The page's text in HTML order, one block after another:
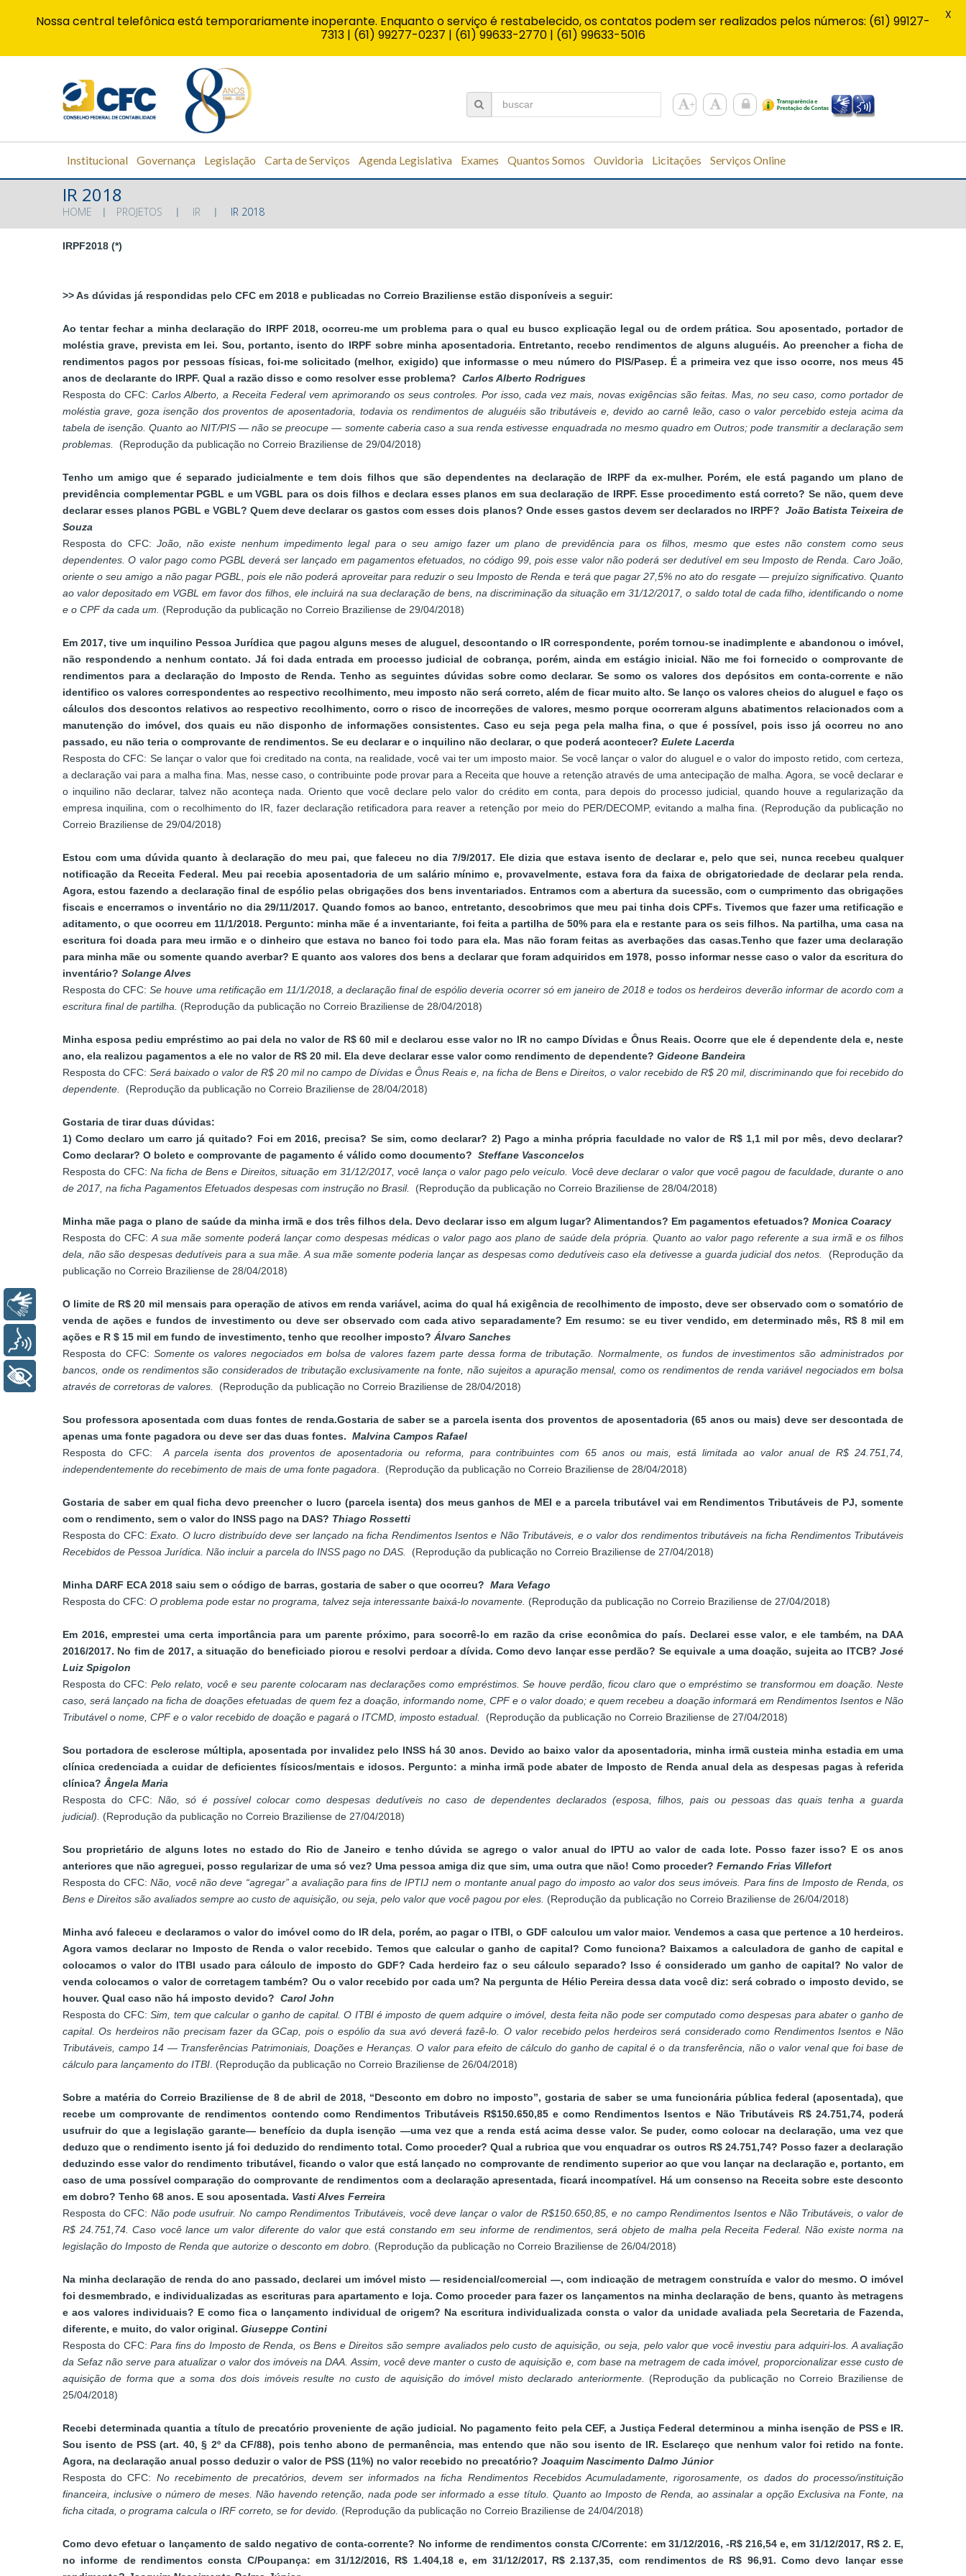
Institucional Governança Legislação Carta de Serviços Agenda Legislativa Exames Quantos Somos Ouvidoria Licitações Serviços Online
IR 2018
HOME PROJETOS IR IR 2018
IRPF2018 (*)
>> As dúvidas já respondidas pelo CFC em 2018 e publicadas no Correio Braziliense estão disponíveis a seguir:
Ao tentar fechar a minha declaração do IRPF 2018, ocorreu-me um problema para o qual eu busco explicação legal ou de ordem prática. Sou aposentado, portador de
moléstia grave, prevista em lei. Sou, portanto, isento do IRPF sobre minha aposentadoria. Entretanto, recebo rendimentos de alguns aluguéis. Ao preencher a ficha de
rendimentos pagos por pessoas físicas, foi-me solicitado (melhor, exigido) que informasse o meu número do PIS/Pasep. É a primeira vez que isso ocorre, nos meus 45
anos de declarante do IRPF. Qual a razão disso e como resolver esse problema? Carlos Alberto Rodrigues
Resposta do CFC: Carlos Alberto, a Receita Federal vem aprimorando os seus controles. Por isso, cada vez mais, novas exigências são feitas. Mas, no seu caso, como portador de
moléstia grave, goza isenção dos proventos de aposentadoria, todavia os rendimentos de aluguéis são tributáveis e, devido ao carnê leão, caso o valor percebido esteja acima da
tabela de isenção. Quanto ao NIT/PIS — não se preocupe — somente caberia caso a sua renda estivesse enquadrada no mesmo quadro em Outros; pode transmitir a declaração sem
problemas.
(Reprodução da publicação no Correio Braziliense de 29/04/2018)
Tenho um amigo que é separado judicialmente e tem dois filhos que são dependentes na declaração de IRPF da ex-mulher. Porém, ele está pagando um plano de
previdência complementar PGBL e um VGBL para os dois filhos e declara esses planos em sua declaração de IRPF. Esse procedimento está correto? Se não, quem deve
declarar esses planos PGBL e VGBL? Quem deve declarar os gastos com esses dois planos? Onde esses gastos devem ser declarados no IRPF? João Batista Teixeira de
Souza
Resposta do CFC: João, não existe nenhum impedimento legal para o seu amigo fazer um plano de previdência para os filhos, mesmo que estes não constem como seus
dependentes. O valor pago como PGBL deverá ser lançado em pagamentos efetuados, no código 99, pois esse valor não poderá ser dedutível em seu Imposto de Renda. Caro João,
oriente o seu amigo a não pagar PGBL, pois ele não poderá aproveitar para reduzir o seu Imposto de Renda e terá que pagar 27,5% no ato do resgate — prejuízo significativo. Quanto
ao valor depositado em VGBL em favor dos filhos, ele incluirá na sua declaração de bens, na discriminação da situação em 31/12/2017, o saldo total de cada filho, identificando o nome
e o CPF da cada um. (Reprodução da publicação no Correio Braziliense de 29/04/2018)
Em 2017, tive um inquilino Pessoa Jurídica que pagou alguns meses de aluguel, descontando o IR correspondente, porém tornou-se inadimplente e abandonou o imóvel,
não respondendo a nenhum contato. Já foi dada entrada em processo judicial de cobrança, porém, ainda em estágio inicial. Não me foi fornecido o comprovante de
rendimentos para a declaração do Imposto de Renda. Tenho as seguintes dúvidas sobre como declarar. Se somo os valores dos depósitos em conta-corrente e não
identifico os valores correspondentes ao respectivo recolhimento, meu imposto não será correto, além de ficar muito alto. Se lanço os valores cheios do aluguel e faço os
cálculos dos descontos relativos ao respectivo recolhimento, corro o risco de incorreções de valores, mesmo porque ocorreram alguns abatimentos relacionados com a
manutenção do imóvel, dos quais eu não disponho de informações consistentes. Caso eu seja pega pela malha fina, o que é possível, pois isso já ocorreu no ano
passado, eu não teria o comprovante de rendimentos. Se eu declarar e o inquilino não declarar, o que poderá acontecer? Eulete Lacerda
Resposta do CFC: Se lançar o valor que foi creditado na conta, na realidade, você vai ter um imposto maior. Se você lançar o valor do aluguel e o valor do imposto retido, com certeza,
a declaração vai para a malha fina. Mas, nesse caso, o contribuinte pode provar para a Receita que houve a retenção através de uma antecipação de malha. Agora, se você declarar e
o inquilino não declarar, talvez não aconteça nada. Oriento que você declare pelo valor do crédito em conta, para depois do processo judicial, quando houve a regularização da
empresa inquilina, com o recolhimento do IR, fazer declaração retificadora para reaver a retenção por meio do PER/DECOMP, evitando a malha fina. (Reprodução da publicação no
Correio Braziliense de 29/04/2018)
Estou com uma dúvida quanto à declaração do meu pai, que faleceu no dia 7/9/2017. Ele dizia que estava isento de declarar e, pelo que sei, nunca recebeu qualquer
notificação da Receita Federal. Meu pai recebia aposentadoria de um salário mínimo e, provavelmente, estava fora da faixa de obrigatoriedade de declarar pela renda.
Agora, estou fazendo a declaração final de espólio pelas obrigações dos bens inventariados. Entramos com a abertura da sucessão, com o cumprimento das obrigações
fiscais e encerramos o inventário no dia 29/11/2017. Quando fomos ao banco, entretanto, descobrimos que meu pai tinha dois CPFs. Tivemos que fazer uma retificação e
aditamento, o que ocorreu em 11/1/2018. Pergunto: minha mãe é a inventariante, foi feita a partilha de 50% para ela e restante para os seis filhos. Na partilha, uma casa na
escritura foi doada para meu irmão e o dinheiro que estava no banco foi todo para ela. Mas não foram feitas as averbações das casas.Tenho que fazer uma declaração
para minha mãe ou somente quando averbar? E quanto aos valores dos bens a declarar que foram adquiridos em 1978, posso informar nesse caso o valor da escritura do
inventário? Solange Alves
Resposta do CFC:Se houve uma retificação em 11/1/2018, a declaração final de espólio deveria ocorrer só em janeiro de 2018 e todos os herdeiros deverão informar de acordo com a
escritura final de partilha. (Reprodução da publicação no Correio Braziliense de 28/04/2018)
Minha esposa pediu empréstimo ao pai dela no valor de R$ 60 mil e declarou esse valor no IR no campo Dívidas e Ônus Reais. Ocorre que ele é dependente dela e, neste
ano, ela realizou pagamentos a ele no valor de R$ 20 mil. Ela deve declarar esse valor como rendimento de dependente? Gideone Bandeira
Resposta do CFC: Será baixado o valor de R$ 20 mil no campo de Dívidas e Ônus Reais e, na ficha de Bens e Direitos, o valor recebido de R$ 20 mil, discriminando que foi recebido do
dependente.
(Reprodução da publicação no Correio Braziliense de 28/04/2018)
Gostaria de tirar duas dúvidas:
1) Como declaro um carro já quitado? Foi em 2016, precisa? Se sim, como declarar? 2) Pago a minha própria faculdade no valor de R$ 1,1 mil por mês, devo declarar?
Como declarar? O boleto e comprovante de pagamento é válido como documento? Steffane Vasconcelos
Resposta do CFC:Na ficha de Bens e Direitos, situação em 31/12/2017, você lança o valor pago pelo veículo. Você deve declarar o valor que você pagou de faculdade, durante o ano
de 2017, na ficha Pagamentos Efetuados despesas com instrução no Brasil.
(Reprodução da publicação no Correio Braziliense de 28/04/2018)
Minha mãe paga o plano de saúde da minha irmã e dos três filhos dela. Devo declarar isso em algum lugar? Alimentandos? Em pagamentos efetuados? Monica Coaracy
Resposta do CFC:A sua mãe somente poderá lançar como despesas médicas o valor pago aos plano de saúde dela própria. Quanto ao valor pago referente a sua irmã e os filhos
dela, não são despesas dedutíveis para a sua mãe. A sua mãe somente poderia lançar as despesas como dedutíveis caso ela detivesse a guarda judicial dos netos.
(Reprodução da
publicação no Correio Braziliense de 28/04/2018)
O limite de R$ 20 mil mensais para operação de ativos em renda variável, acima do qual há exigência de recolhimento de imposto, deve ser observado com o somatório de
venda de ações e fundos de investimento ou deve ser observado com cada ativo separadamente? Em resumo: se eu tiver vendido, em determinado mês, R$ 8 mil em
ações e R $ 15 mil em fundo de investimento, tenho que recolher imposto? Álvaro Sanches
Resposta do CFC: Somente os valores negociados em bolsa de valores fazem parte dessa forma de tributação. Normalmente, os fundos de investimentos são administrados por
bancos, onde os rendimentos são considerados de tributação exclusivamente na fonte, não sujeitos a apuração mensal, como os rendimentos de renda variável negociados em bolsa
através de corretoras de valores.
(Reprodução da publicação no Correio Braziliense de 28/04/2018)
Sou professora aposentada com duas fontes de renda.Gostaria de saber se a parcela isenta dos proventos de aposentadoria (65 anos ou mais) deve ser descontada de
apenas uma fonte pagadora ou deve ser das duas fontes. Malvina Campos Rafael
Resposta do CFC:A parcela isenta dos proventos de aposentadoria ou reforma, para contribuintes com 65 anos ou mais, está limitada ao valor anual de R$ 24.751,74,
independentemente do recebimento de mais de uma fonte pagadora. (Reprodução da publicação no Correio Braziliense de 28/04/2018)
Gostaria de saber em qual ficha devo preencher o lucro (parcela isenta) dos meus ganhos de MEI e a parcela tributável vai em Rendimentos Tributáveis de PJ, somente
com o rendimento, sem o valor do INSS pago na DAS? Thiago Rossetti
Resposta do CFC:Exato. O lucro distribuído deve ser lançado na ficha Rendimentos Isentos e Não Tributáveis, e o valor dos rendimentos tributáveis na ficha Rendimentos Tributáveis
Recebidos de Pessoa Jurídica. Não incluir a parcela do INSS pago no DAS.
(Reprodução da publicação no Correio Braziliense de 27/04/2018)
Minha DARF ECA 2018 saiu sem o código de barras, gostaria de saber o que ocorreu? Mara Vefago
Resposta do CFC: O problema pode estar no programa, talvez seja interessante baixá-lo novamente. (Reprodução da publicação no Correio Braziliense de 27/04/2018)
Em 2016, emprestei uma certa importância para um parente próximo, para socorrê-lo em razão da crise econômica do país. Declarei esse valor, e ele também, na DAA
2016/2017. No fim de 2017, a situação do beneficiado piorou e resolvi perdoar a dívida. Como devo lançar esse perdão? Se equivale a uma doação, sujeita ao ITCB? José
Luiz Spigolon
Resposta do CFC: Pelo relato, você e seu parente colocaram nas declarações como empréstimos. Se houve perdão, ficou claro que o empréstimo se transformou em doação. Neste
caso, será lançado na ficha de doações efetuadas de quem fez a doação, informando nome, CPF e o valor doado; e quem recebeu a doação informará em Rendimentos Isentos e Não
Tributável o nome, CPF e o valor recebido de doação e pagará o ITCMD, imposto estadual.
(Reprodução da publicação no Correio Braziliense de 27/04/2018)
Sou portadora de esclerose múltipla, aposentada por invalidez pelo INSS há 30 anos. Devido ao baixo valor da aposentadoria, minha irmã custeia minha estadia em uma
clínica credenciada a cuidar de deficientes físicos/mentais e idosos. Pergunto: a minha irmã pode abater de Imposto de Renda anual dela as despesas pagas à referida
clínica? Ângela Maria
Resposta do CFC:Não, só é possível colocar como despesas dedutíveis no caso de dependentes declarados (esposa, filhos, pais ou pessoas das quais tenha a guarda
judicial). (Reprodução da publicação no Correio Braziliense de 27/04/2018)
Sou proprietário de alguns lotes no estado do Rio de Janeiro e tenho dúvida se agrego o valor anual do IPTU ao valor de cada lote. Posso fazer isso? E os anos
anteriores que não agreguei, posso regularizar de uma só vez? Uma pessoa amiga diz que sim, uma outra que não! Como proceder? Fernando Frias Villefort
Resposta do CFC:Não, você não deve “agregar” a avaliação para fins de IPTIJ nem o montante anual pago do imposto ao valor dos seus imóveis. Para fins de Imposto de Renda, os
Bens e Direitos são avaliados sempre ao custo de aquisição, ou seja, pelo valor que você pagou por eles. (Reprodução da publicação no Correio Braziliense de 26/04/2018)
Minha avó faleceu e declaramos o valor do imóvel como do IR dela, porém, ao pagar o ITBI, o GDF calculou um valor maior. Vendemos a casa que pertence a 10 herdeiros.
Agora vamos declarar no Imposto de Renda o valor recebido. Temos que calcular o ganho de capital? Como funciona? Baixamos a calculadora de ganho de capital e
colocamos o valor do ITBI usado para cálculo de imposto do GDF? Cada herdeiro faz o seu cálculo separado? Isso é considerado um ganho de capital? No valor de
venda colocamos o valor de corretagem também? Ou o valor recebido por cada um? Na pergunta de Hélio Pereira dessa data você diz: será cobrado o imposto devido, se
houver. Qual caso não há imposto devido? Carol John
Resposta do CFC:Sim, tem que calcular o ganho de capital. O ITBI é imposto de quem adquire o imóvel, desta feita não pode ser computado como despesas para abater o ganho de
capital. Os herdeiros não precisam fazer da GCap, pois o espólio da sua avó deverá fazê-lo. O valor recebido pelos herdeiros será considerado como Rendimentos Isentos e Não
Tributáveis, campo 14 — Transferências Patrimoniais, Doações e Heranças. O valor para efeito de cálculo do ganho de capital é o da transferência, não o valor venal que foi base de
cálculo para lançamento do ITBI. (Reprodução da publicação no Correio Braziliense de 26/04/2018)
Sobre a matéria do Correio Braziliense de 8 de abril de 2018, “Desconto em dobro no imposto”, gostaria de saber se uma funcionária pública federal (aposentada), que
recebe um comprovante de rendimentos contendo como Rendimentos Tributáveis R$150.650,85 e como Rendimentos Isentos e Não Tributáveis R$ 24.751,74, poderá
usufruir do que a legislação garante— benefício da dupla isenção —uma vez que a renda está acima desse valor. Se puder, como colocar na declaração, uma vez que
deduzo que o rendimento isento já foi deduzido do rendimento total. Como proceder? Qual a rubrica que vou enquadrar os outros R$ 24.751,74? Posso fazer a declaração
deduzindo esse valor do rendimento tributável, ficando o valor que está lançado no comprovante de rendimento superior ao que vou lançar na declaração e, portanto, em
caso de uma possível comparação do comprovante de rendimentos com a declaração apresentada, ficará incompatível. Há um consenso na Receita sobre este desconto
em dobro? Tenho 68 anos. E sou aposentada. Vasti Alves Ferreira
Resposta do CFC: Não pode usufruir. No campo Rendimentos Tributáveis, você deve lançar o valor de R$150.650,85, e no campo Rendimentos Isentos e Não Tributáveis, o valor de
R$ 24.751,74. Caso você lance um valor diferente do valor que está constando em seu informe de rendimentos, será objeto de malha pela Receita Federal. Não existe norma na
legislação do Imposto de Renda que autorize o desconto em dobro. (Reprodução da publicação no Correio Braziliense de 26/04/2018)
Na minha declaração de renda do ano passado, declarei um imóvel misto — residencial/comercial —, com indicação de metragem construída e valor do mesmo. O imóvel
foi desmembrado, e individualizadas as escrituras para apartamento e loja. Como proceder para fazer os lançamentos na minha declaração de bens, quanto às metragens
e aos valores individuais? E como fica o lançamento individual de origem? Na escritura individualizada consta o valor da unidade avaliada pela Secretaria de Fazenda,
diferente, e muito, do valor original. Giuseppe Contini
Resposta do CFC:Para fins do Imposto de Renda, os Bens e Direitos são sempre avaliados pelo custo de aquisição, ou seja, pelo valor que você investiu para adquiri-los. A avaliação
da Sefaz não serve para atualizar o valor dos imóveis na DAA. Assim, você deve manter o custo de aquisição e, com base na metragem de cada imóvel, proporcionalizar esse custo de
aquisição de forma que a soma dos dois imóveis resulte no custo de aquisição do imóvel misto declarado anteriormente. (Reprodução da publicação no Correio Braziliense de
25/04/2018)
Recebi determinada quantia a título de precatório proveniente de ação judicial. No pagamento feito pela CEF, a Justiça Federal determinou a minha isenção de PSS e IR.
Sou isento de PSS (art. 40, § 2º da CF/88), pois tenho abono de permanência, mas entendo que não sou isento de IR. Esclareço que nenhum valor foi retido na fonte.
Agora, na declaração anual posso deduzir o valor de PSS (11%) no valor recebido no precatório? Joaquim Nascimento Dalmo Júnior
Resposta do CFC: No recebimento de precatórios, devem ser informados na ficha Rendimentos Recebidos Acumuladamente, rigorosamente, os dados do processo/instituição
financeira, inclusive o número de meses. Não havendo retenção, nada pode ser informado a esse título. Quanto ao Imposto de Renda, ao assinalar a opção Exclusiva na Fonte, na
ficha citada, o programa calcula o IRF correto, se for devido. (Reprodução da publicação no Correio Braziliense de 24/04/2018)
Como devo efetuar o lançamento de saldo negativo de conta-corrente? No informe de rendimentos consta C/Corrente: em 31/12/2016, -R$ 216,54 e, em 31/12/2017, R$ 2. E,
no informe de rendimentos consta C/Poupança: em 31/12/2016, R$ 1.404,18 e, em 31/12/2017, R$ 2.137,35, com rendimentos de R$ 96,91. Como devo lançar esse
Nossa central telefônica está temporariamente inoperante. Enquanto o serviço é restabelecido, os contatos podem ser realizados pelos números: (61) 99127-
7313 | (61) 99277-0237 | (61) 99633-2770 | (61) 99633-5016
X
Libras
Voz
+ Acessibilidade